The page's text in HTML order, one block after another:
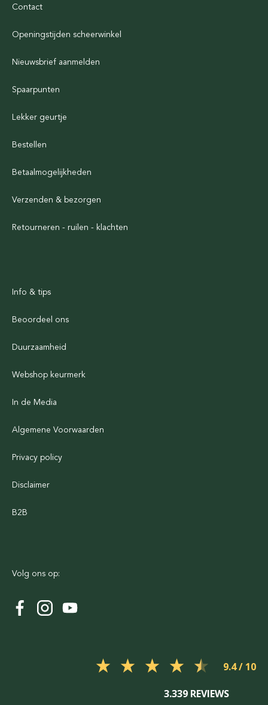
Contact
Openingstijden scheerwinkel
Nieuwsbrief aanmelden
Spaarpunten
Lekker geurtje
Bestellen
Betaalmogelijkheden
Verzenden & bezorgen
Retourneren - ruilen - klachten
Info & tips
Beoordeel ons
Duurzaamheid
Webshop keurmerk
In de Media
Algemene Voorwaarden
Privacy policy
Disclaimer
B2B
Volg ons op:
9.4
3.339 REVIEWS